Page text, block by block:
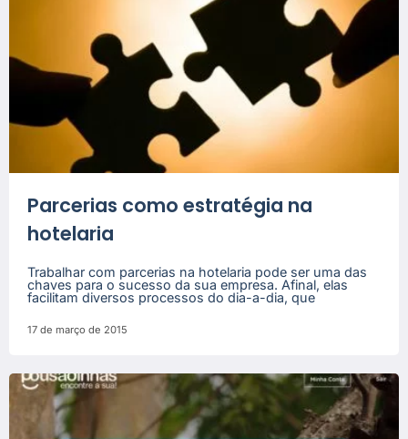
Parcerias como estratégia na
hotelaria
Trabalhar com parcerias na hotelaria pode ser uma das
chaves para o sucesso da sua empresa. Afinal, elas
facilitam diversos processos do dia-a-dia, que
17 de março de 2015